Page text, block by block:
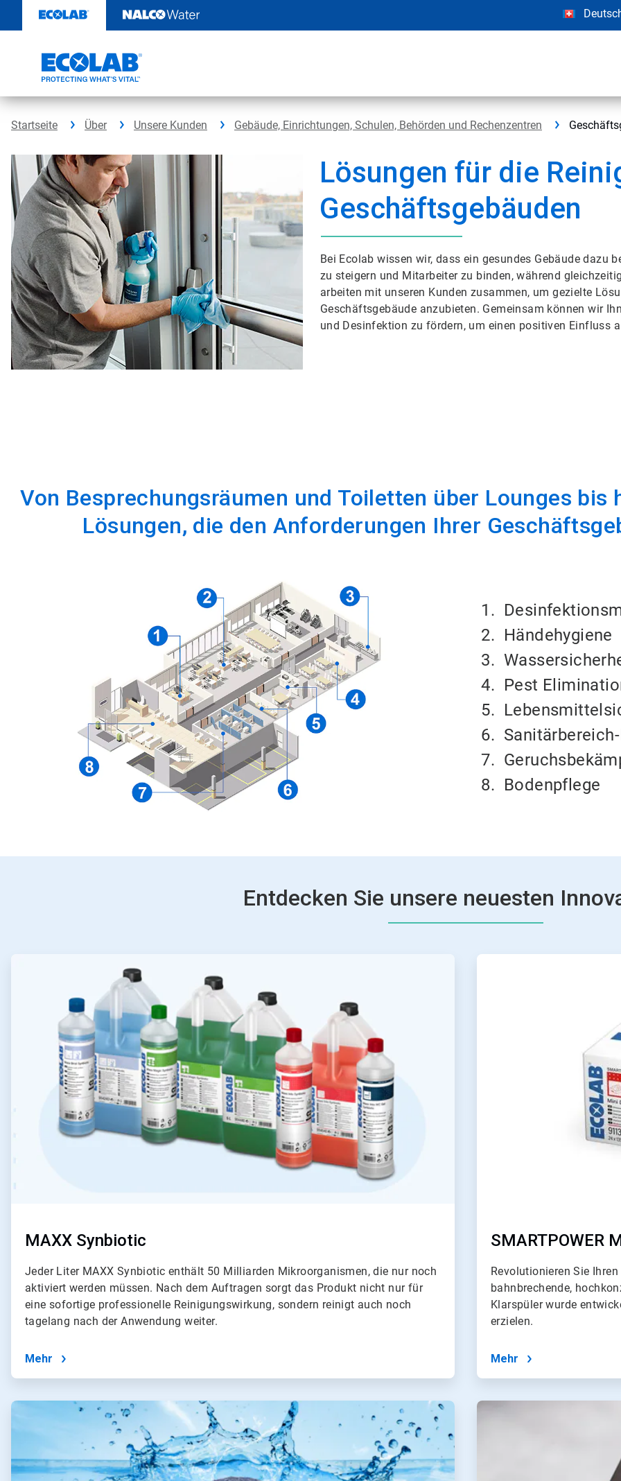
Inhalt
Startseite Über Unsere Kunden Gebäude, Einrichtungen, Schulen, Behörden und Rechenzentren
Lösungen für die
Geschäftsgebäuden
Bei Ecolab wissen wir, dass ein gesundes Gebäude
zu steigern und Mitarbeiter zu binden, während
arbeiten mit unseren Kunden zusammen, um gezielte
Geschäftsgebäude anzubieten. Gemeinsam können wir
und Desinfektion zu fördern, um einen positiven Einfluss
Von Besprechungsräumen und Toiletten über Lounges
Lösungen, die den Anforderungen Ihrer
1.
2. Händehygiene
3.
4. Pest
5.
6.
7.
8. Bodenpflege
Entdecken Sie unsere neuesten
MAXX Synbiotic
Jeder Liter MAXX Synbiotic enthält 50 Milliarden Mikroorganismen, die nur noch
aktiviert werden müssen. Nach dem Auftragen sorgt das Produkt nicht nur für
eine sofortige professionelle Reinigungswirkung, sondern reinigt auch noch
tagelang nach der Anwendung weiter.
Mehr
ArticleTile
ArticleTile
SMARTPOWER
Revolutionieren Sie
bahnbrechende,
Klarspüler wurde
erzielen.
Mehr
ArticleTile